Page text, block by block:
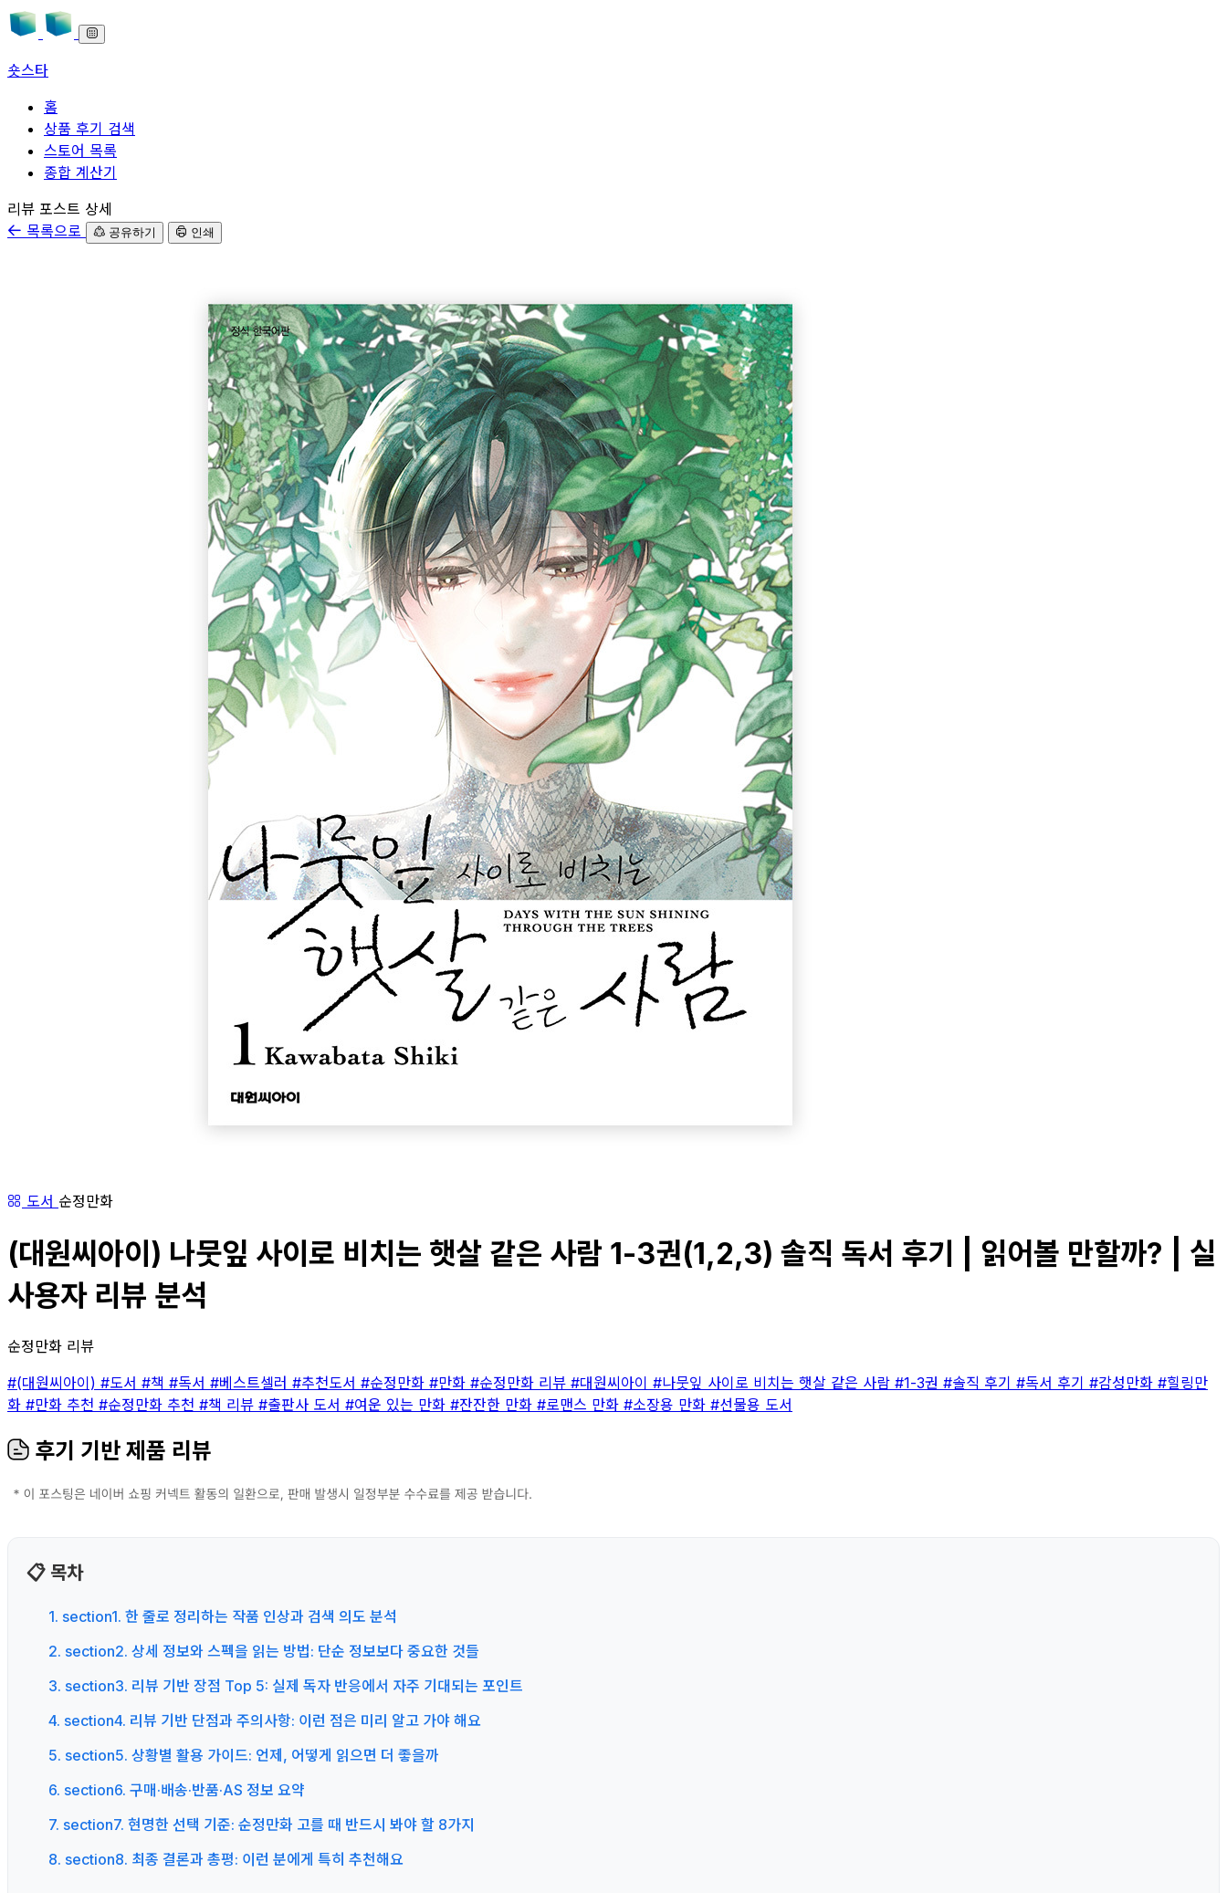
숏스타
홈
상품 후기 검색
스토어 목록
종합 계산기
본문으로 바로가기
리뷰 포스트 상세
목록으로
공유하기 인쇄
도서 순정만화
(대원씨아이) 나뭇잎 사이로 비치는 햇살 같은 사람 1-3권(1,2,3) 솔직 독서 후기 | 읽어볼 만할까? | 실
사용자 리뷰 분석
순정만화 리뷰
#(대원씨아이) #도서 #책 #독서 #베스트셀러 #추천도서 #순정만화 #만화 #순정만화 리뷰 #대원씨아이 #나뭇잎 사이로 비치는 햇살 같은 사람 #1-3권 #솔직 후기 #독서 후기 #감성만화 #힐링만
화 #만화 추천 #순정만화 추천 #책 리뷰 #출판사 도서 #여운 있는 만화 #잔잔한 만화 #로맨스 만화 #소장용 만화 #선물용 도서
후기 기반 제품 리뷰
📋 목차
1. section1. 한 줄로 정리하는 작품 인상과 검색 의도 분석
2. section2. 상세 정보와 스펙을 읽는 방법: 단순 정보보다 중요한 것들
3. section3. 리뷰 기반 장점 Top 5: 실제 독자 반응에서 자주 기대되는 포인트
4. section4. 리뷰 기반 단점과 주의사항: 이런 점은 미리 알고 가야 해요
5. section5. 상황별 활용 가이드: 언제, 어떻게 읽으면 더 좋을까
6. section6. 구매·배송·반품·AS 정보 요약
7. section7. 현명한 선택 기준: 순정만화 고를 때 반드시 봐야 할 8가지
8. section8. 최종 결론과 총평: 이런 분에게 특히 추천해요